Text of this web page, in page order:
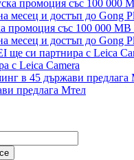
промоция със 100 000
месец и достъп до Gong
с Leica Camera
предлага Мтел